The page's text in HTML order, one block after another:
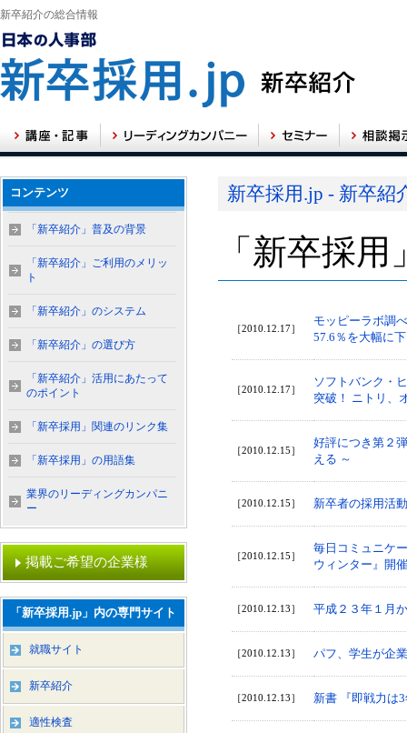
新卒紹介の総合情報
新卒採用.jp - 新卒紹
「新卒採
［2010.12.17］
モッピーラボ調
57.6％を大幅に
［2010.12.17］
ソフトバンク・
突破！ ニトリ、
［2010.12.15］
好評につき第２
える ～
［2010.12.15］ 新卒者の採用活
［2010.12.15］
毎日コミュニケ
ウィンター』開催
［2010.12.13］ 平成２３年１月
［2010.12.13］ パフ、学生が企
［2010.12.13］ 新書 『即戦力は
コンテンツ
「新卒紹介」普及の背景
「新卒紹介」ご利用のメリッ
ト
「新卒紹介」のシステム
「新卒紹介」の選び方
「新卒紹介」活用にあたって
のポイント
「新卒採用」関連のリンク集
「新卒採用」の用語集
業界のリーディングカンパニ
ー
掲載ご希望の企業様
「新卒採用.jp」内の専門サイト
就職サイト
新卒紹介
適性検査